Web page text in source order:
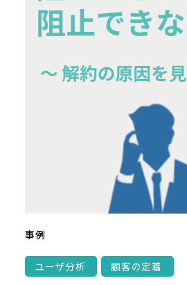
事例
ユーザ分析 顧客の定着